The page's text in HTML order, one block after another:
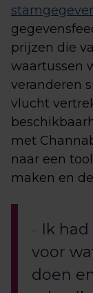
prijzen die
waartussen
veranderen
vlucht
met
naar een
maken en
Ik
voor
doen